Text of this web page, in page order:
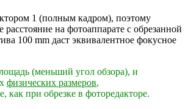
1 (полным кадром), поэтому
на фотоаппарате с обрезанной
100 mm даст эквивалентное фокусное
(меньший угол обзора), и
физических размеров,
как при обрезке в фоторедакторе.